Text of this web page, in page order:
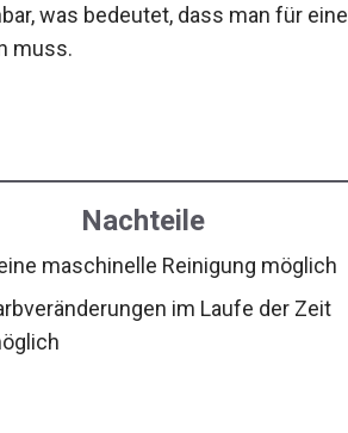
was bedeutet, dass man für eine
muss.
Nachteile
maschinelle Reinigung möglich
im Laufe der Zeit